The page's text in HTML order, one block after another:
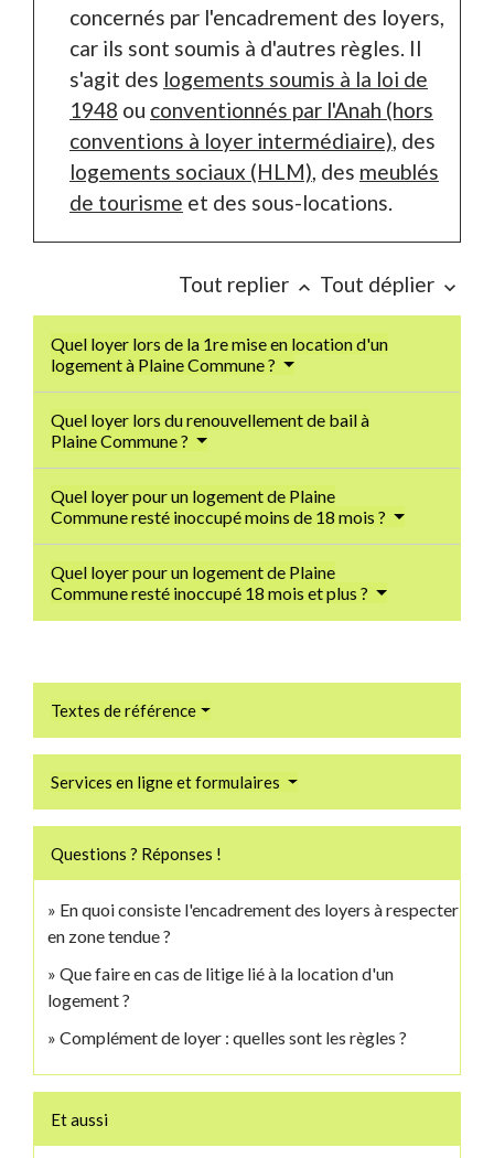
concernés par l'encadrement des loyers,
car ils sont soumis à d'autres règles. Il
s'agit des logements soumis à la loi de
1948 ou conventionnés par l'Anah (hors
conventions à loyer intermédiaire), des
logements sociaux (HLM), des meublés
de tourisme et des sous-locations.
Tout replier keyboard_arrow_up Tout déplier keyboard_arrow_down
Quel loyer lors de la 1re mise en location d'un
logement à Plaine Commune ?
Quel loyer lors du renouvellement de bail à
Plaine Commune ?
Quel loyer pour un logement de Plaine
Commune resté inoccupé moins de 18 mois ?
Quel loyer pour un logement de Plaine
Commune resté inoccupé 18 mois et plus ?
Textes de référence
Services en ligne et formulaires
Questions ? Réponses !
En quoi consiste l'encadrement des loyers à respecter
en zone tendue ?
Que faire en cas de litige lié à la location d'un
logement ?
Complément de loyer : quelles sont les règles ?
Et aussi